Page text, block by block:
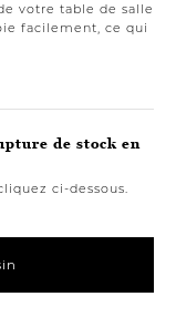
votre table de salle
facilement, ce qui
de stock en
ci-dessous.